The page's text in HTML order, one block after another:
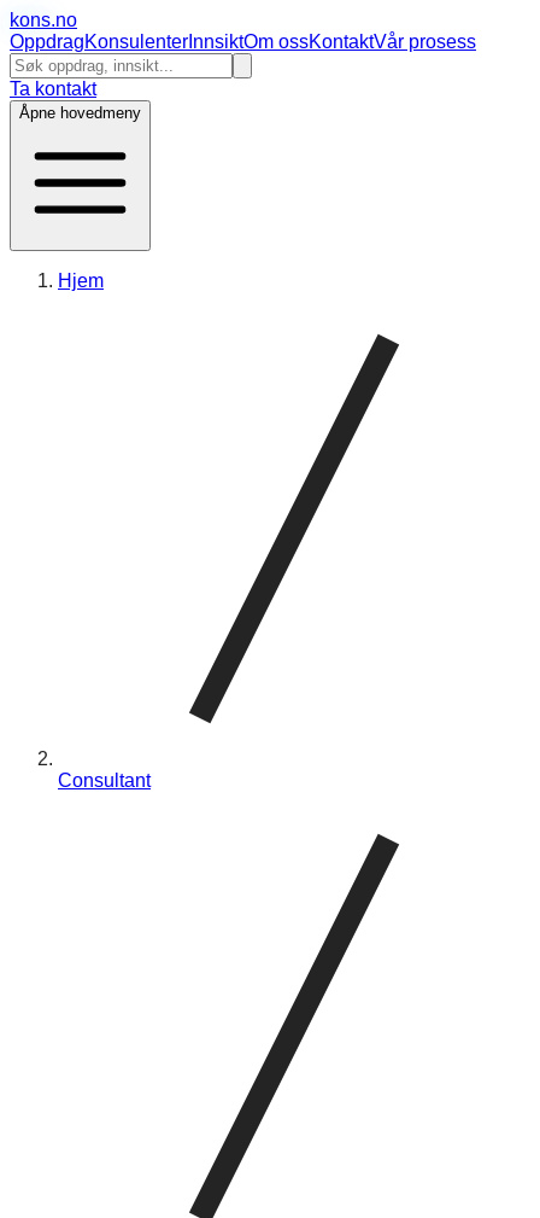
kons.no
OppdragKonsulenter InnsiktOm ossKontaktVår prosess
Ta kontakt
Åpne hovedmeny
Hjem
Consultant